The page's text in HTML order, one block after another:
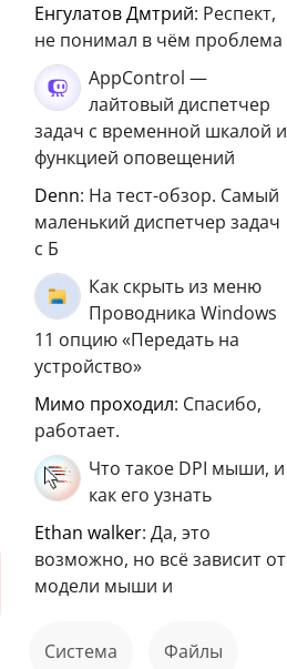
Енгулатов Дмтрий: Респект,
не понимал в чём проблема
AppControl —
лайтовый диспетчер
задач с временной шкалой и
функцией оповещений
Denn: На тест-обзор. Самый
маленький диспетчер задач
с Б
Как скрыть из меню
Проводника Windows
11 опцию «Передать на
устройство»
мимо проходил: Спасибо,
работает.
Что такое DPI мыши, и
как его узнать
ethan walker: Да, это
возможно, но всё зависит от
модели мыши и
Система файлы